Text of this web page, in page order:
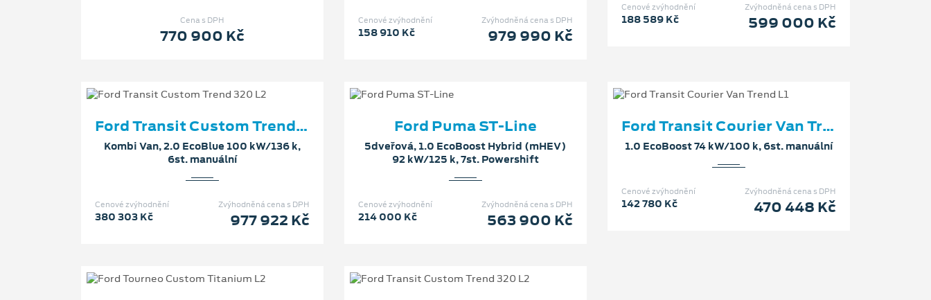
Cena s DPH
770 900 Kč
Zvýhodněná cena s DPH
979 990 Kč
Cenové zvýhodnění
158 910 Kč
Zvýhodněná cena s DPH
599 000 Kč
Cenové zvýhodnění
188 589 Kč
Ford Transit Custom Trend 320 L2
Kombi Van, 2.0 EcoBlue 100 kW/136 k,
6st. manuální
Zvýhodněná cena s DPH
977 922 Kč
Cenové zvýhodnění
380 303 Kč
Ford Puma ST-Line
5dveřová, 1.0 EcoBoost Hybrid (mHEV)
92 kW/125 k, 7st. Powershift
Zvýhodněná cena s DPH
563 900 Kč
Cenové zvýhodnění
214 000 Kč
Ford Transit Courier Van Trend L1
1.0 EcoBoost 74 kW/100 k, 6st. manuální
Zvýhodněná cena s DPH
470 448 Kč
Cenové zvýhodnění
142 780 Kč